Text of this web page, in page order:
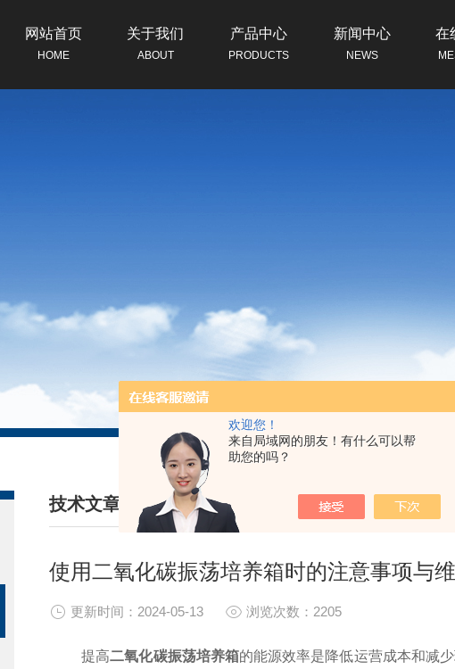
欢迎您！
来自局域网的朋友！有什么可以帮
助您的吗？
网站首页
HOME
关于我们
ABOUT
产品中心
PRODUCTS
新闻中心
NEWS
在
技术文章
/ TECHNICAL ARTICLES
我的位置
使用二氧化碳振荡培养箱时的注意事项与
更新时间：2024-05-13 浏览次数：2205
提高二氧化碳振荡培养箱的能源效率是降低运营成本和减